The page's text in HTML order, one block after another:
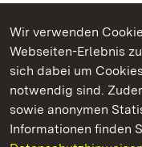
Wir verwenden
Webseiten-Erlebnis
sich dabei um
notwendig sind.
sowie anonymen
Informationen finden
Kommen. Staunen.